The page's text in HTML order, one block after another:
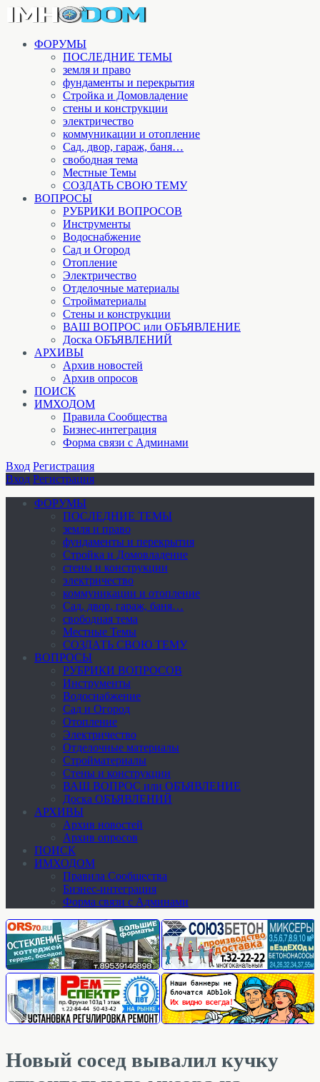
ФОРУМЫ
ПОСЛЕДНИЕ ТЕМЫ
земля и право
фундаменты и перекрытия
Стройка и Домовладение
стены и конструкции
электричество
коммуникации и отопление
Cад, двор, гараж, баня…
свободная тема
Местные Темы
СОЗДАТЬ СВОЮ ТЕМУ
ВОПРОСЫ
РУБРИКИ ВОПРОСОВ
Инструменты
Водоснабжение
Сад и Огород
Отопление
Электричество
Отделочные материалы
Стройматериалы
Стены и конструкции
ВАШ ВОПРОС или ОБЪЯВЛЕНИЕ
Доска ОБЪЯВЛЕНИЙ
АРХИВЫ
Архив новостей
Архив опросов
ПОИСК
ИМХОДОМ
Правила Сообщества
Бизнес-интеграция
Форма связи с Админами
Вход Регистрация
Вход Регистрация
ФОРУМЫ
ПОСЛЕДНИЕ ТЕМЫ
земля и право
фундаменты и перекрытия
Стройка и Домовладение
стены и конструкции
электричество
коммуникации и отопление
Cад, двор, гараж, баня…
свободная тема
Местные Темы
СОЗДАТЬ СВОЮ ТЕМУ
ВОПРОСЫ
РУБРИКИ ВОПРОСОВ
Инструменты
Водоснабжение
Сад и Огород
Отопление
Электричество
Отделочные материалы
Стройматериалы
Стены и конструкции
ВАШ ВОПРОС или ОБЪЯВЛЕНИЕ
Доска ОБЪЯВЛЕНИЙ
АРХИВЫ
Архив новостей
Архив опросов
ПОИСК
ИМХОДОМ
Правила Сообщества
Бизнес-интеграция
Форма связи с Админами
Новый сосед вывалил кучку